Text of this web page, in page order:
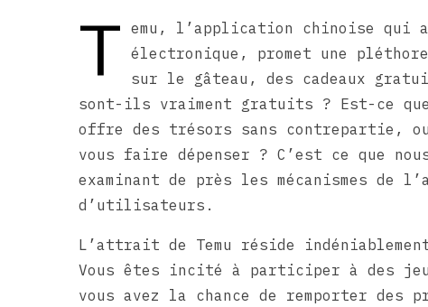
T emu, l’application chinoise qui a
électronique, promet une
sur le gâteau, des cadeaux
sont-ils vraiment gratuits ? Est-ce
offre des trésors sans contrepartie,
vous faire dépenser ? C’est ce que
examinant de près les mécanismes de
d’utilisateurs.
L’attrait de Temu réside
Vous êtes incité à participer à des
vous avez la chance de remporter